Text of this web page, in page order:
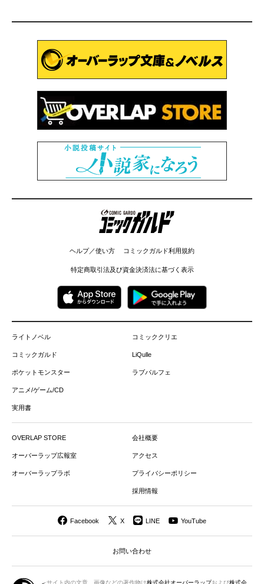
コミックガルド
ヘルプ／使い方 コミックガルド利用規約
特定商取引法及び資金決済法に基づく表示
ライトノベル
コミックガルド
ポケットモンスター
アニメ/ゲーム/CD
実用書
コミッククリエ
LiQulle
ラブパルフェ
OVERLAP STORE
オーバーラップ広報室
オーバーラップラボ
会社概要
アクセス
プライバシーポリシー
採用情報
Facebook X LINE YouTube
お問い合わせ
サイト内の文章、画像などの著作物は株式会社オーバーラップおよび株式会